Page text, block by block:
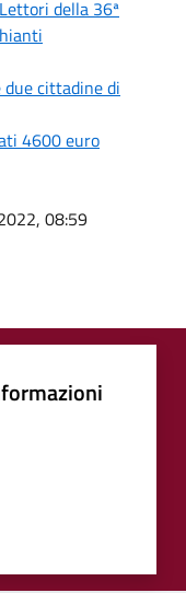
della 36ª
cittadine di
4600 euro
08:59